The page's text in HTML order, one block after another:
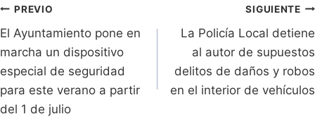
dl
y
k
p
Navegación
de
entradas
PREVIO
El Ayuntamiento pone en
marcha un dispositivo
especial de seguridad
para este verano a partir
del 1 de julio
SIGUIENTE
La Policía Local detiene
al autor de supuestos
delitos de daños y robos
en el interior de vehículos